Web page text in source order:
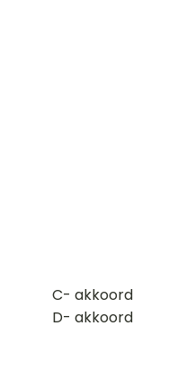
​C- akkoord
D- akkoord